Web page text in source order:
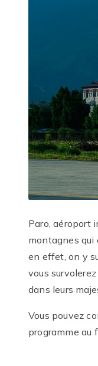
Paro, aéroport
montagnes qui
en effet, on y
vous
dans leurs
Vous pouvez
programme au